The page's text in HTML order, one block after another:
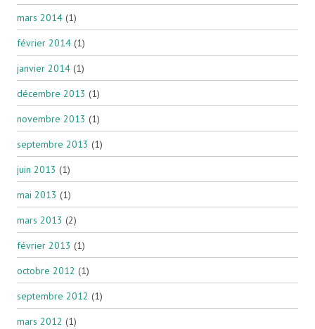
mars 2014 (1)
février 2014 (1)
janvier 2014 (1)
décembre 2013 (1)
novembre 2013 (1)
septembre 2013 (1)
juin 2013 (1)
mai 2013 (1)
mars 2013 (2)
février 2013 (1)
octobre 2012 (1)
septembre 2012 (1)
mars 2012 (1)